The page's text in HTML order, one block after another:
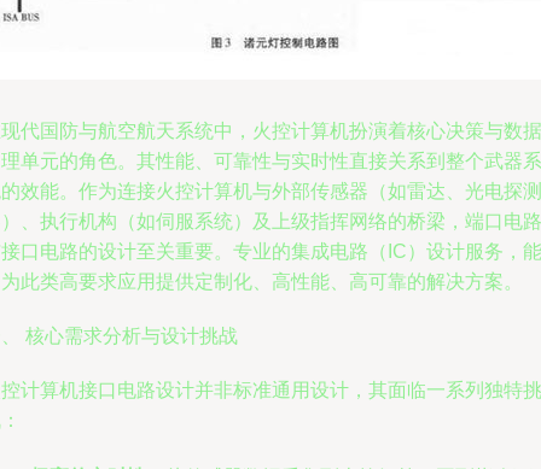
代国防与航空航天系统中，火控计算机扮演着核心决策与数据
单元的角色。其性能、可靠性与实时性直接关系到整个武器系
效能。作为连接火控计算机与外部传感器（如雷达、光电探测
、执行机构（如伺服系统）及上级指挥网络的桥梁，端口电路
口电路的设计至关重要。专业的集成电路（IC）设计服务，能
此类高要求应用提供定制化、高性能、高可靠的解决方案。
核心需求分析与设计挑战
计算机接口电路设计并非标准通用设计，其面临一系列独特挑